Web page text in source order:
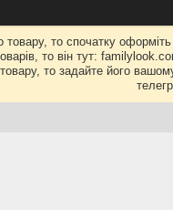
то спочатку
то він тут:
то задайте його